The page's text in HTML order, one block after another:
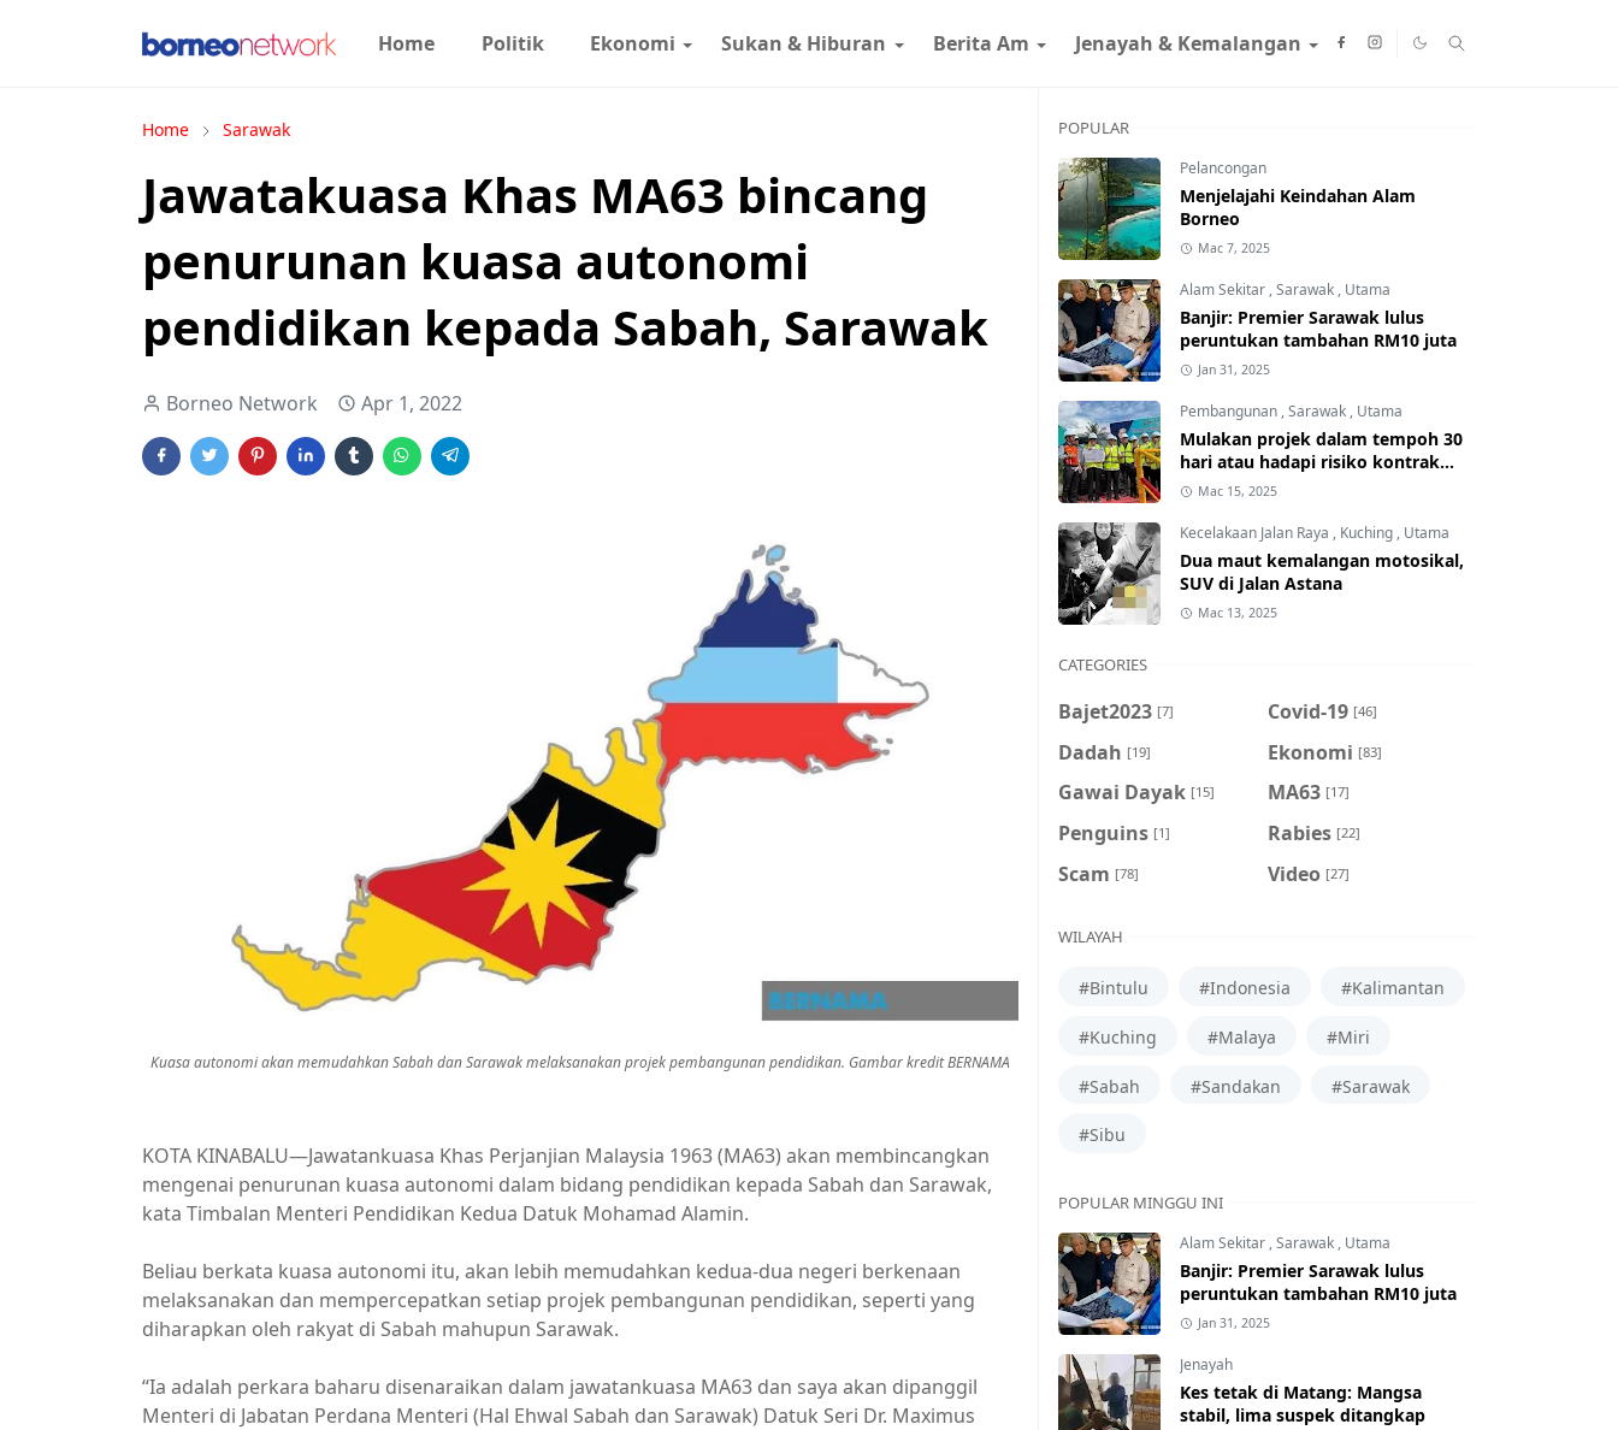
Home Politik Ekonomi Sukan & Hiburan Berita Am Jenayah & Kemalangan
Home Sarawak
Jawatakuasa Khas MA63 bincang
penurunan kuasa autonomi
pendidikan kepada Sabah, Sarawak
Borneo Network Apr 1, 2022
Kuasa autonomi akan memudahkan Sabah dan Sarawak melaksanakan projek pembangunan pendidikan. Gambar kredit BERNAMA
KOTA KINABALU—Jawatankuasa Khas Perjanjian Malaysia 1963 (MA63) akan membincangkan
mengenai penurunan kuasa autonomi dalam bidang pendidikan kepada Sabah dan Sarawak,
kata Timbalan Menteri Pendidikan Kedua Datuk Mohamad Alamin.
Beliau berkata kuasa autonomi itu, akan lebih memudahkan kedua-dua negeri berkenaan
melaksanakan dan mempercepatkan setiap projek pembangunan pendidikan, seperti yang
diharapkan oleh rakyat di Sabah mahupun Sarawak.
“Ia adalah perkara baharu disenaraikan dalam jawatankuasa MA63 dan saya akan dipanggil
Menteri di Jabatan Perdana Menteri (Hal Ehwal Sabah dan Sarawak) Datuk Seri Dr. Maximus
POPULAR
Pelancongan
Menjelajahi Keindahan Alam
Borneo
Mac 7, 2025
Alam Sekitar ,Sarawak , Utama
Banjir: Premier Sarawak lulus
peruntukan tambahan RM10 juta
Jan 31, 2025
Pembangunan ,Sarawak , Utama
Mulakan projek dalam tempoh 30
hari atau hadapi risiko kontrak
ditamatkan
Mac 15, 2025
Kecelakaan Jalan Raya , Kuching , Utama
Dua maut kemalangan motosikal,
SUV di Jalan Astana
Mac 13, 2025
CATEGORIES
Bajet2023 [7] Covid-19 [46]
Dadah [19] Ekonomi [83]
Gawai Dayak [15] MA63 [17]
Penguins [1] Rabies [22]
Scam [78] Video [27]
WILAYAH
#Bintulu #Indonesia #Kalimantan
#Kuching #Malaya #Miri
#Sabah #Sandakan #Sarawak
#Sibu
POPULAR MINGGU INI
Alam Sekitar ,Sarawak , Utama
Banjir: Premier Sarawak lulus
peruntukan tambahan RM10 juta
Jan 31, 2025
Jenayah
Kes tetak di Matang: Mangsa
stabil, lima suspek ditangkap